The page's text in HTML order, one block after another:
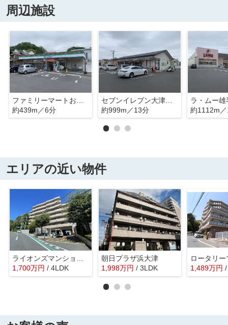
周辺施設
約439m／6分
セブンイレブン大津おごとマリーナ店
約999m／13分
ラ・ムー雄
約1112m
エリアの近い物件
1,700万円 / 4LDK
朝日プラザ浜大津
1,998万円 / 3LDK 1,489万円